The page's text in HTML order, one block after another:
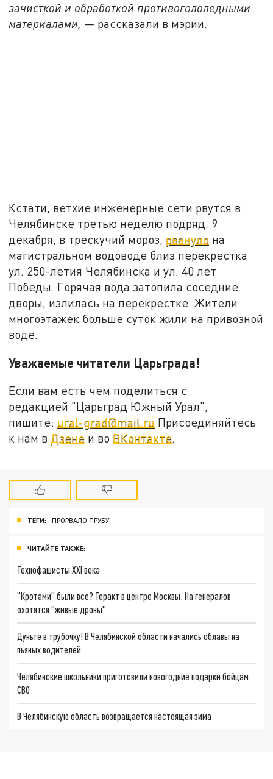
зачисткой и обработкой противогололедными
материалами, — рассказали в мэрии.
Кстати, ветхие инженерные сети рвутся в
Челябинске третью неделю подряд. 9
декабря, в трескучий мороз, рвануло на
магистральном водоводе близ перекрестка
ул. 250-летия Челябинска и ул. 40 лет
Победы. Горячая вода затопила соседние
дворы, излилась на перекрестке. Жители
многоэтажек больше суток жили на привозной
воде.
Уважаемые читатели Царьграда!
Если вам есть чем поделиться с
редакцией "Царьград Южный Урал",
пишите: ural-grad@mail.ru Присоединяйтесь
к нам в Дзене и во ВКонтакте.
ТЕГИ: ПРОРВАЛО ТРУБУ
ЧИТАЙТЕ ТАКЖЕ:
Технофашисты XXI века
"Кротами" были все? Теракт в центре Москвы: На генералов
охотятся "живые дроны"
Дуньте в трубочку! В Челябинской области начались облавы на
пьяных водителей
Челябинские школьники приготовили новогодние подарки бойцам
СВО
В Челябинскую область возвращается настоящая зима